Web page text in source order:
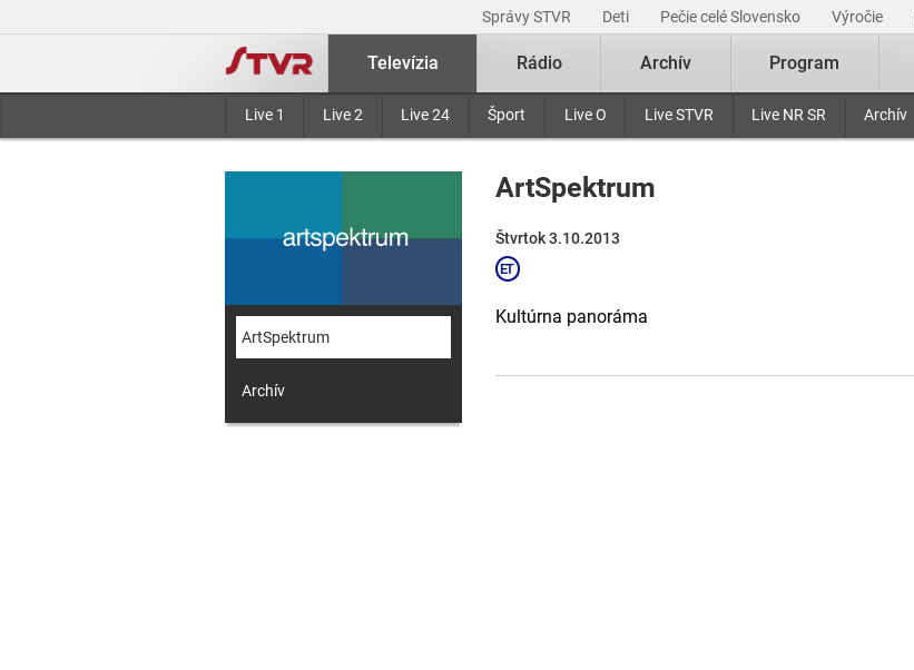
Správy STVR Deti Pečie celé Slovensko Výročie
Televízia
Live 1 Live 2 Live 24 Šport Live O Live STVR Live NR SR Archív
Rádio Archív Program
ArtSpektrum
Archív
ArtSpektrum
Štvrtok 3.10.2013
Kultúrna panoráma